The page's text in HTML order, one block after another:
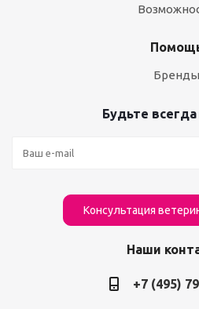
Бренды
Будьте всегда
Консультация
Наши
+7 (495)